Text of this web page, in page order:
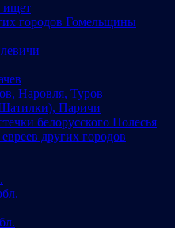
ищет
городов Гомельщины
Наровля, Туров
Паричи
белорусского Полесья
других городов